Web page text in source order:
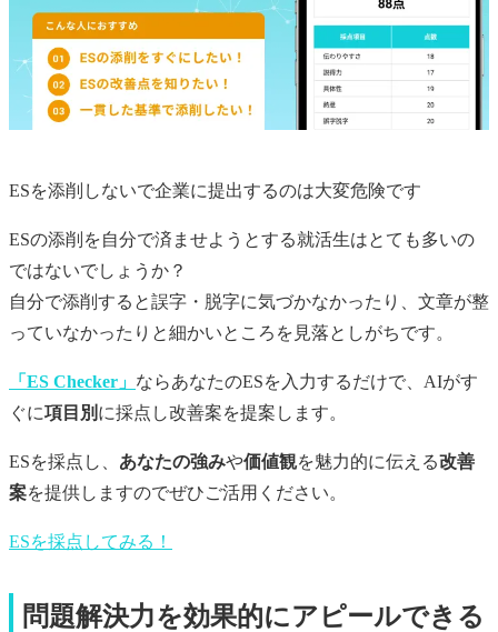
ESを添削しないで企業に提出するのは大変危険です
ESの添削を自分で済ませようとする就活生はとても多いの
ではないでしょうか？
自分で添削すると誤字・脱字に気づかなかったり、文章が整
っていなかったりと細かいところを見落としがちです。
「ES Checker」 ならあなたのESを入力するだけで、AIがす
ぐに項目別 に採点し改善案を提案します。
ESを採点し、 あなたの強みや価値観を魅力的に伝える改善
案を提供しますのでぜひご活用ください。
ESを採点してみる！
問題解決力を効果的にアピールできる